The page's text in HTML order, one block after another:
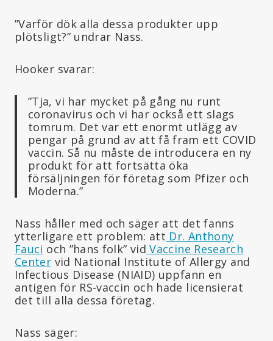
”Varför dök alla dessa produkter upp
plötsligt?” undrar Nass.
Hooker svarar:
”Tja, vi har mycket på gång nu runt
coronavirus och vi har också ett slags
tomrum. Det var ett enormt utlägg av
pengar på grund av att få fram ett COVID
vaccin. Så nu måste de introducera en ny
produkt för att fortsätta öka
försäljningen för företag som Pfizer och
Moderna.”
Nass håller med och säger att det fanns
ytterligare ett problem: att Dr. Anthony
Fauci och ”hans folk” vid Vaccine Research
Center vid National Institute of Allergy and
Infectious Disease (NIAID) uppfann en
antigen för RS-vaccin och hade licensierat
det till alla dessa företag.
Nass säger: